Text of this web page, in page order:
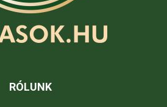
RÓLUNK